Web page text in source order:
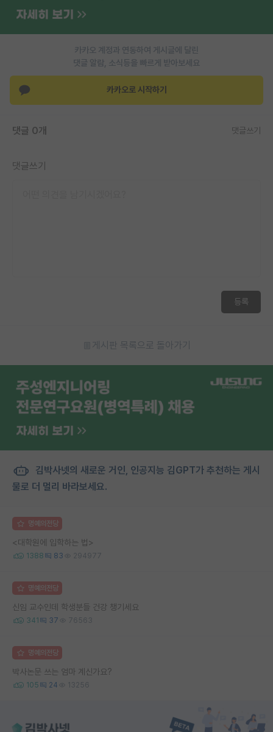
학술 정보 게시판
홍보 게시판
커리어
유학교육
카카오 계정과 연동하여 게시글에 달린
댓글 알람, 소식등을 빠르게 받아보세요
카카오로 시작하기
댓글 0개 댓글쓰기
댓글쓰기
등록
게시판 목록으로 돌아가기
김박사넷의 새로운 거인, 인공지능 김GPT가 추천하는 게시
물로 더 멀리 바라보세요.
명예의전당
<대학원에 입학하는 법>
1388 83 294977
명예의전당
신임 교수인데 학생분들 건강 챙기세요
341 37 76563
명예의전당
박사논문 쓰는 엄마 계신가요?
105 24 13256